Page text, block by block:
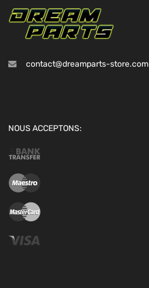
contact@dreamparts-store.com
NOUS ACCEPTONS: